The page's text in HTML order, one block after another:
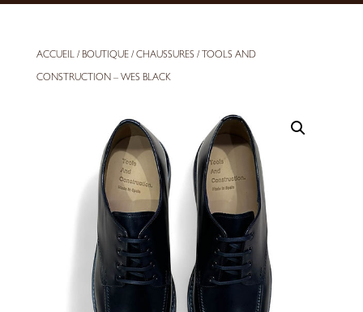
ACCUEIL/ BOUTIQUE/ CHAUSSURES / TOOLS AND
CONSTRUCTION – WES BLACK